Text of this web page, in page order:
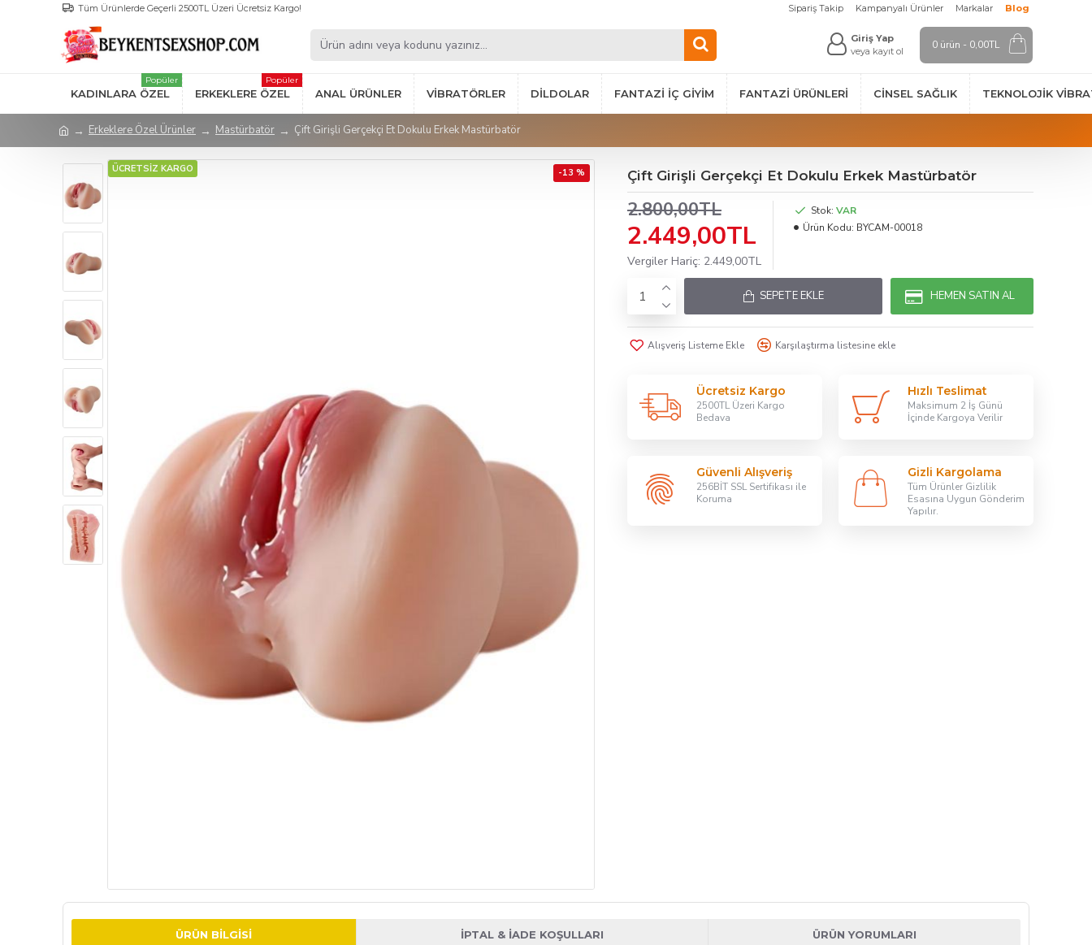
Tüm Ürünlerde Geçerli 2500TL Üzeri Ücretsiz Kargo! Sipariş Takip Kampanyalı Ürünler Markalar Blog
Giriş Yap
veya kayıt ol
0 ürün - 0,00TL
KADINLARA ÖZEL
Popüler
ERKEKLERE ÖZEL
Popüler
ANAL ÜRÜNLER VIBRATÖRLER DILDOLAR FANTAZI İÇ GIYIM FANTAZI ÜRÜNLERI CINSEL SAĞLIK TEKNOLOJIK
Erkeklere Özel Ürünler Mastürbatör Çift Girişli Gerçekçi Et Dokulu Erkek Mastürbatör
ÜCRETSİZ KARGO -13 % Çift Girişli Gerçekçi Et Dokulu Erkek Mastürbatör
2.449,00TL
2.800,00TL
Vergiler Hariç: 2.449,00TL
Stok: VAR
Ürün Kodu: BYCAM-00018
SEPETE EKLE HEMEN SATIN AL
Alışveriş Listeme Ekle Karşılaştırma listesine ekle
Ücretsiz Kargo
2500TL Üzeri Kargo
Bedava
Hızlı Teslimat
Maksimum 2 İş Günü
İçinde Kargoya Verilir
Güvenli Alışveriş
256BİT SSL Sertifikası ile
Koruma
Gizli Kargolama
Tüm Ürünler Gizlilik
Esasına Uygun Gönderim
Yapılır.
ÜRÜN BILGISI İPTAL & İADE KOŞULLARI ÜRÜN YORUMLARI